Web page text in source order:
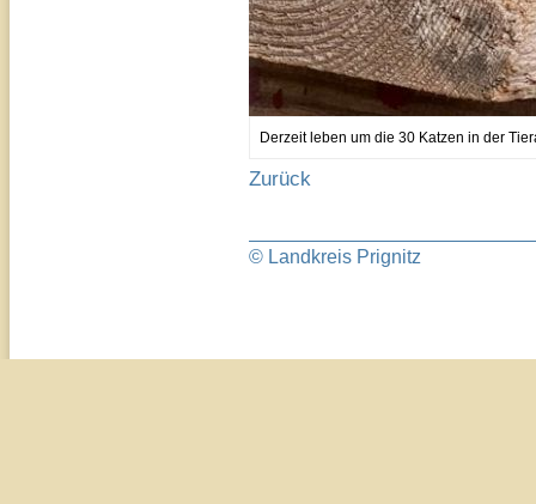
Derzeit leben um die 30 Katzen in der
Zurück
© Landkreis Prignitz